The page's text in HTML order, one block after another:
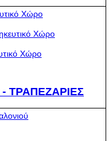
Χώρο
Χώρο
Χώρο
ΤΡΑΠΕΖΑΡΙΕΣ